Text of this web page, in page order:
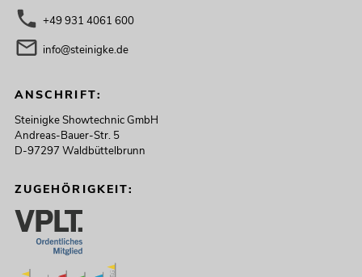
+49 931 4061 600
info@steinigke.de
ANSCHRIFT:
Steinigke Showtechnic GmbH
Andreas-Bauer-Str. 5
D-97297 Waldbüttelbrunn
ZUGEHÖRIGKEIT: